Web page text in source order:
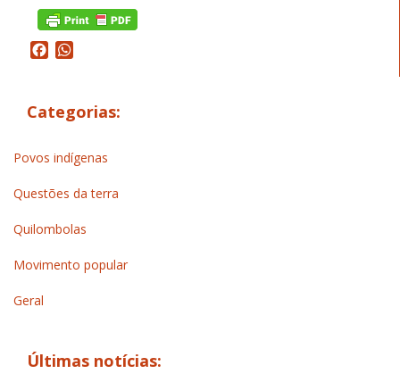
Facebook
Categorias:
Povos indígenas
Questões da terra
Quilombolas
Movimento popular
Geral
Últimas notícias: